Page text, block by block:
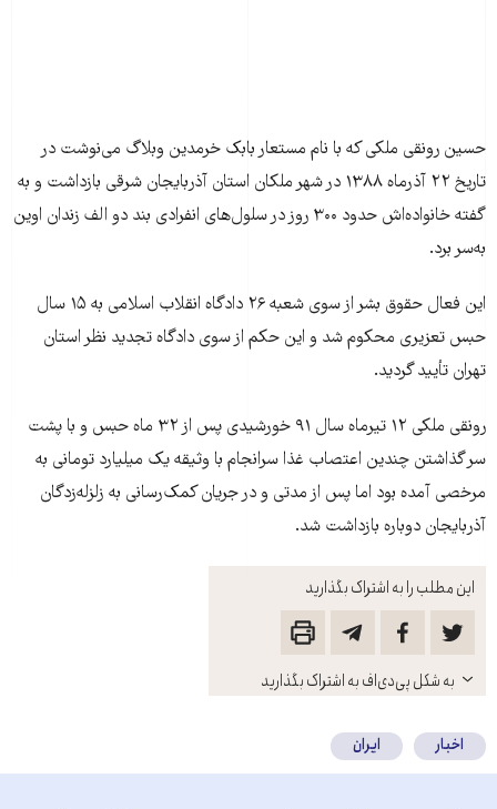
این مطلب را به اشتراک بگذارید
باز
کنید
به شکل پی‌دی‌اف به اشتراک بگذارید
حسين رونقی ملکی که با نام مستعار بابک خرمدين وبلاگ می‌نوشت در
تاريخ ۲۲ آذرماه ۱۳۸۸ در شهر ملکان استان آذربايجان شرقی بازداشت و به
گفته خانواده‌اش حدود ۳۰۰ روز در سلول‌های انفرادی بند دو الف زندان اوين
به‌سر برد.
اين فعال حقوق بشر از سوی شعبه ۲۶ دادگاه انقلاب اسلامی به ۱۵ سال
حبس تعزيری محکوم شد و اين حکم از سوی دادگاه تجديد نظر استان
تهران تأييد گرديد.
رونقی ملکی ۱۲ تيرماه سال ۹۱ خورشيدی پس از ٣٢ ماه حبس و با پشت
سر گذاشتن چندين اعتصاب غذا سرانجام با وثيقه يک ميليارد تومانی به
مرخصی آمده بود اما پس از مدتی و در جريان کمک‌رسانی به زلزله‌زدگان
آذربايجان دوباره بازداشت شد.
اخبار ایران